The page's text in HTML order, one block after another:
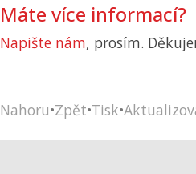
Máte více informací?
Napište nám, prosím.
Nahoru•Zpět•Tisk•